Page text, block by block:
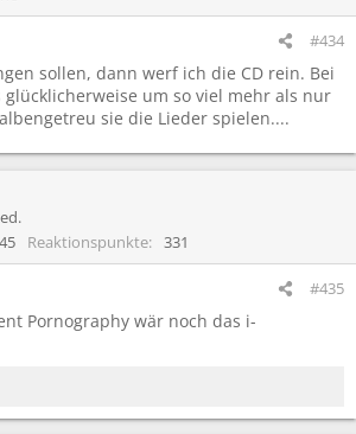
#434
sollen, dann werf ich die CD rein. Bei
glücklicherweise um so viel mehr als nur
sie die Lieder spielen....
Reaktionspunkte 331
#435
Pornography wär noch das i-